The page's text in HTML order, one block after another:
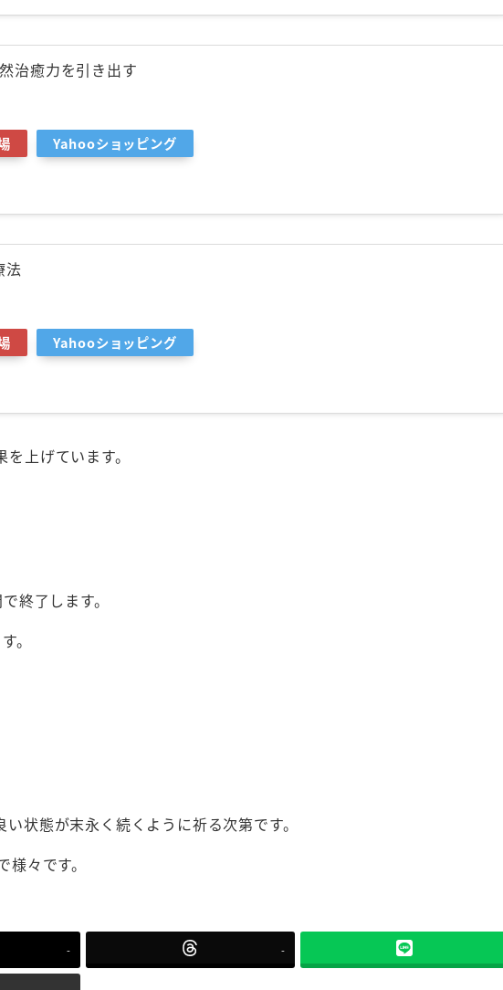
治癒力を引き出す
Yahooショッピング
法
Yahooショッピング
上げています。
終了します。
。
状態が末永く続くように祈る次第です。
々です。
- -